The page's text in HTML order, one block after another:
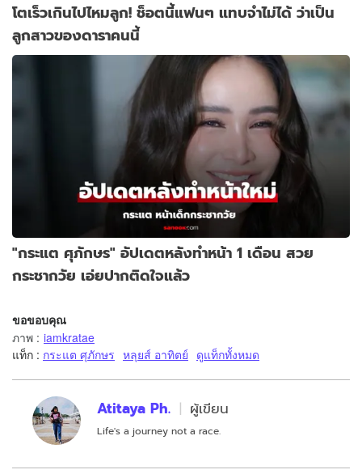
โตเร็วเกินไปไหมลูก! ช็อตนี้แฟนๆ แทบจำไม่ได้ ว่าเป็น
ลูกสาวของดาราคนนี้
"กระแต ศุภักษร" อัปเดตหลังทำหน้า 1 เดือน สวย
กระชากวัย เอ่ยปากติดใจแล้ว
ขอขอบคุณ
ภาพ : iamkratae
แท็ก : กระแต ศุภักษร หลุยส์ อาทิตย์ ดูแท็กทั้งหมด
Atitaya Ph. ผู้เขียน
Life's a journey not a race.